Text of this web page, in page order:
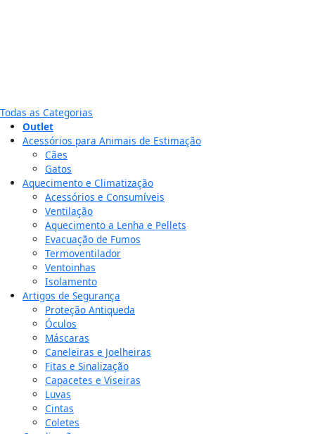
Todas as Categorias
Outlet
Acessórios para Animais de Estimação
Cães
Gatos
Aquecimento e Climatização
Acessórios e Consumíveis
Ventilação
Aquecimento a Lenha e Pellets
Evacuação de Fumos
Termoventilador
Ventoinhas
Isolamento
Artigos de Segurança
Proteção Antiqueda
Óculos
Máscaras
Caneleiras e Joelheiras
Fitas e Sinalização
Capacetes e Viseiras
Luvas
Cintas
Coletes